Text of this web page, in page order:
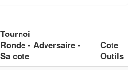
Tournoi
Ronde - Adversaire -
Sa cote
Cote
Outils